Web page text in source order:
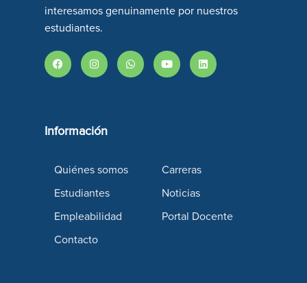
interesamos genuinamente por nuestros
estudiantes.
Información
Quiénes somos Carreras
Estudiantes Noticias
Empleabilidad Portal Docente
Contacto